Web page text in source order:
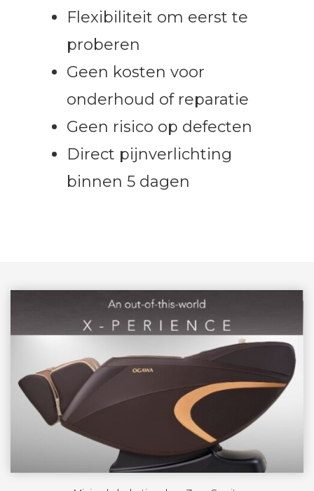
Flexibiliteit om eerst te
proberen
Geen kosten voor
onderhoud of reparatie
Geen risico op defecten
Direct pijnverlichting
binnen 5 dagen